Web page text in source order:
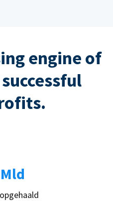
engine of